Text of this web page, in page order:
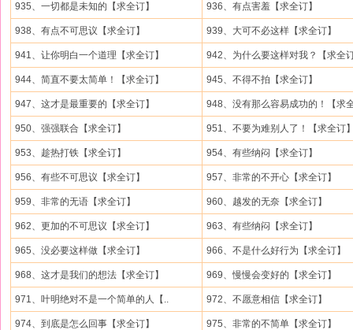
935、一切都是未知的【求全订】 936、有点害羞【求全订】
938、有点不可思议【求全订】 939、大可不必这样【求全订】
941、让你明白一个道理【求全订】 942、为什么要这样对我？【求全
944、简直不要太简单！【求全订】 945、不得不拍【求全订】
947、这才是最重要的【求全订】 948、没有那么容易成功的！【求
950、强强联合【求全订】 951、不要为难别人了！【求全订
953、趁热打铁【求全订】 954、有些纳闷【求全订】
956、有些不可思议【求全订】 957、非常的不开心【求全订】
959、非常的无语【求全订】 960、越发的无奈【求全订】
962、更加的不可思议【求全订】 963、有些纳闷【求全订】
965、没必要这样做【求全订】 966、不是什么好行为【求全订】
968、这才是我们的想法【求全订】 969、慢慢会变好的【求全订】
971、叶明绝对不是一个简单的人【.. 972、不愿意相信【求全订】
974、到底是怎么回事【求全订】 975、非常的不简单【求全订】